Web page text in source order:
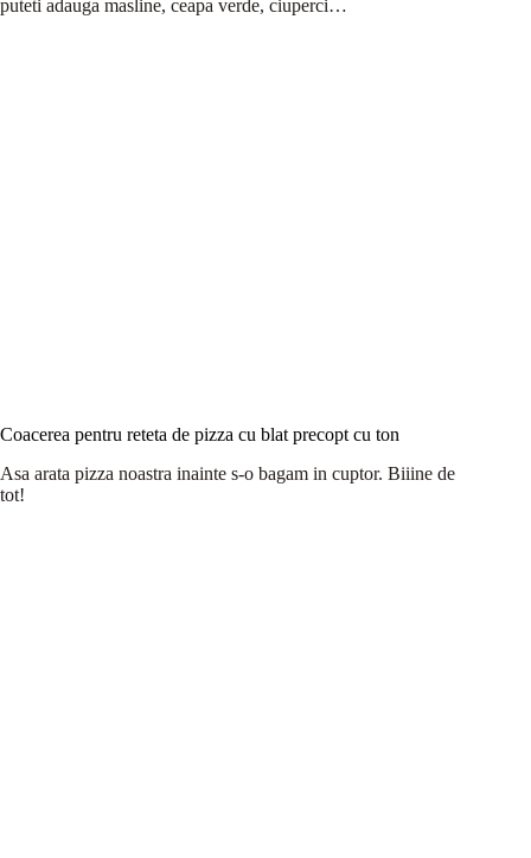
puteti adauga masline, ceapa verde, ciuperci…
Coacerea pentru reteta de pizza cu blat precopt cu ton
Asa arata pizza noastra inainte s-o bagam in cuptor. Biiine de
tot!